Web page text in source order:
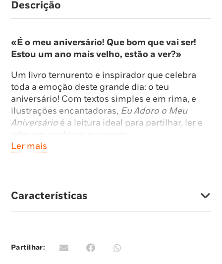
Descrição
«É o meu aniversário! Que bom que vai ser!
Estou um ano mais velho, estão a ver?»
Um livro ternurento e inspirador que celebra
toda a emoção deste grande dia: o teu
aniversário! Com textos simples e em rima, e
ilustrações encantadoras, Eu Adoro o Meu
Aniversário é a leitura ideal para partilhar, ler e
Mágico e inesquecível!
Ler mais
Características
Partilhar: